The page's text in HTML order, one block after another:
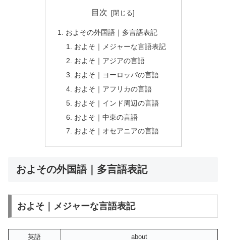
目次
およその外国語｜多言語表記
およそ｜メジャーな言語表記
およそ｜アジアの言語
およそ｜ヨーロッパの言語
およそ｜アフリカの言語
およそ｜インド周辺の言語
およそ｜中東の言語
およそ｜オセアニアの言語
およその外国語｜多言語表記
およそ｜メジャーな言語表記
英語
about